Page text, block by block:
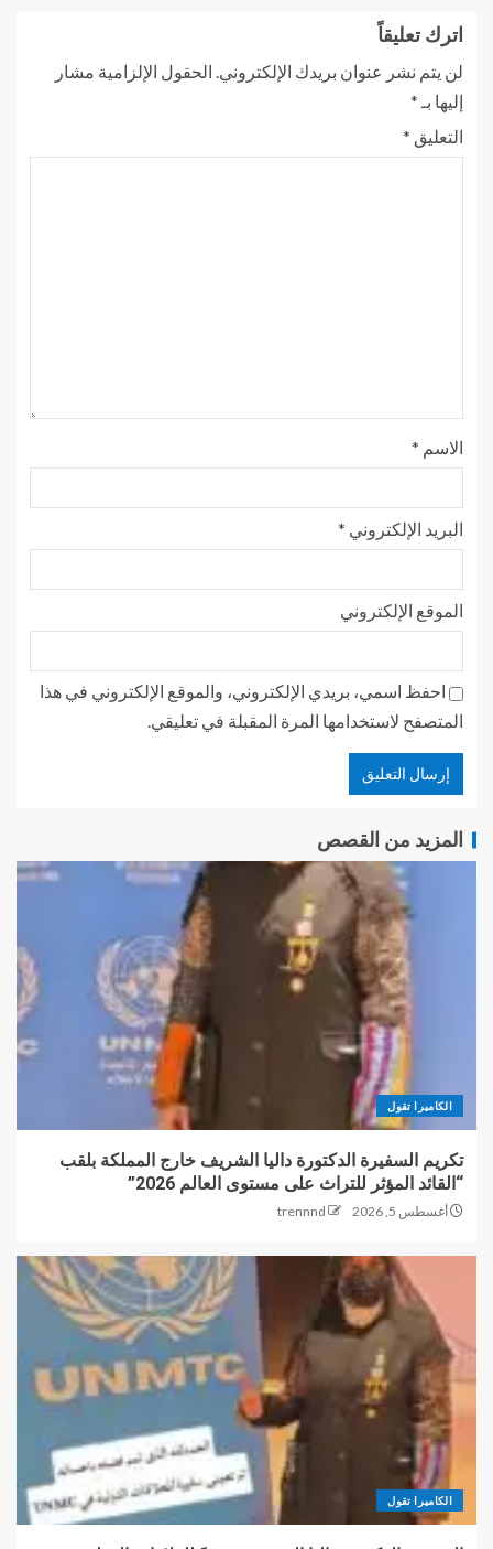
اترك تعليقاً
لن يتم نشر عنوان بريدك الإلكتروني. الحقول الإلزامية مشار
إليها بـ *
التعليق *
الاسم *
البريد الإلكتروني *
الموقع الإلكتروني
احفظ اسمي، بريدي الإلكتروني، والموقع الإلكتروني في هذا
المتصفح لاستخدامها المرة المقبلة في تعليقي.
المزيد من القصص
الكاميرا تقول
تكريم السفيرة الدكتورة داليا الشريف خارج المملكة بلقب
“القائد المؤثر للتراث على مستوى العالم 2026”
أغسطس 5, 2026 trennnd
الكاميرا تقول